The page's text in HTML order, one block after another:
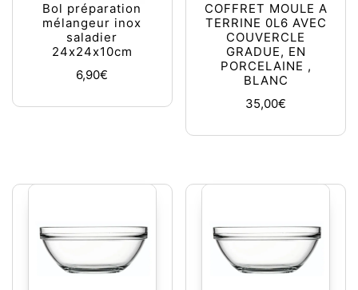
Bol préparation
mélangeur inox
saladier
24x24x10cm
6,90€
COFFRET MOULE A
TERRINE 0L6 AVEC
COUVERCLE
GRADUE, EN
PORCELAINE ,
BLANC
35,00€